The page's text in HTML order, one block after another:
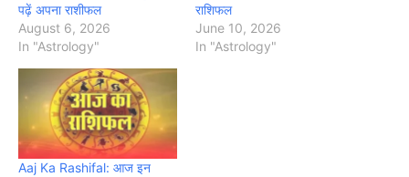
पढ़ें अपना राशीफल
August 6, 2026
In "Astrology"
राशिफल
June 10, 2026
In "Astrology"
Aaj Ka Rashifal: आज इन